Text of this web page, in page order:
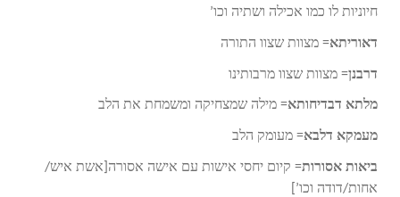
חיוניות לו כמו אכילה ושתיה וכו’
דאוריתא= מצוות שצוו התורה
דרבנן= מצוות שצוו מרבותינו
מלתא דבדיחותא= מילה שמצחיקה ומשמחת את הלב
מעמקא דלבא= מעומק הלב
ביאות אסורות= קיום יחסי אישות עם אישה אסורה[אשת איש/
אחות/דודה וכו’]